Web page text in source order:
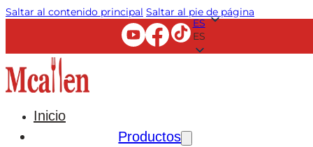
Saltar al contenido principal Saltar al pie de página
ES
ES
Inicio
Productos